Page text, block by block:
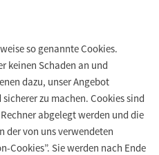
so genannte Cookies.
keinen Schaden an und
dazu, unser Angebot
zu machen. Cookies sind
abgelegt werden und die
der von uns verwendeten
Cookies”. Sie werden nach Ende